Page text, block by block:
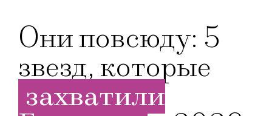
Они повсюду: 5
звезд, которые
захватили